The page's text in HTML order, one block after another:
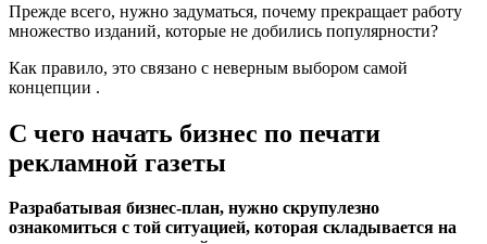
Прежде всего, нужно задуматься, почему прекращает работу
множество изданий, которые не добились популярности?
Как правило, это связано с неверным выбором самой
концепции .
С чего начать бизнес по печати
рекламной газеты
Разрабатывая бизнес-план, нужно скрупулезно
ознакомиться с той ситуацией, которая складывается на